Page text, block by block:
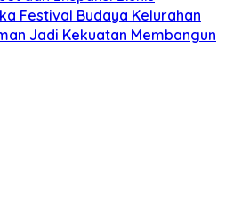
Festival Budaya Kelurahan
Jadi Kekuatan Membangun